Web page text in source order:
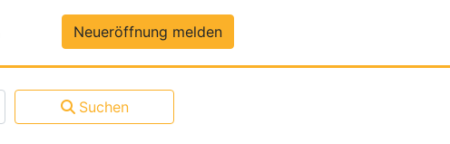
Premium-DatenNeueröffnung melden
Suchen